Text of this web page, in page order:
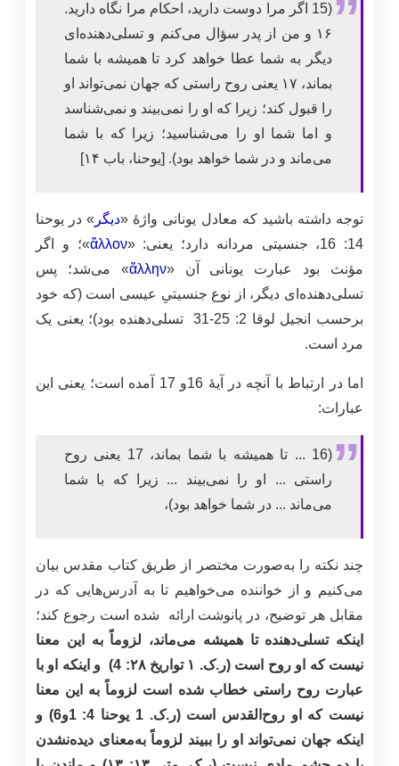
(15 اگر مرا دوست دارید، احکام مرا نگاه دارید.
۱۶ و من از پدر سؤال می‌کنم و تسلی‌دهنده‌ای
دیگر به شما عطا خواهد کرد تا همیشه با شما
بماند، ۱۷ یعنی روح راستی که جهان نمی‌تواند او
را قبول کند؛ زیرا که او را نمی‌بیند و نمی‌شناسد
و اما شما او را می‌شناسید؛ زیرا که با شما
می‌ماند و در شما خواهد بود). [یوحنا، باب ۱۴]
توجه داشته باشید که معادل یونانی واژۀ «دیگر » در یوحنا
14: 16، جنسیتی مردانه دارد؛ یعنی: «
ἄλλον»؛ و اگر
مؤنث بود عبارت یونانی آن «ἄλλην» می‌شد؛ پس
تسلی‌دهنده‌ای دیگر، از نوع جنسیتیِ عیسی است (که خود
برحسب انجیل لوقا 2: 25-31 تسلی‌دهنده بود)؛ یعنی یک
مرد است.
اما در ارتباط با آنچه در آیۀ 16و 17 آمده است؛ یعنی این
عبارات:
(16 ... تا همیشه با شما بماند، 17 یعنی روح
راستی ... او را نمی‌بیند ... زیرا که با شما
می‌ماند ... در شما خواهد بود)،
چند نکته را به‌صورت مختصر از طریق کتاب مقدس بیان
می‌کنیم و از خواننده می‌خواهیم تا به آدرس‌هایی که در
مقابل هر توضیح، در پانوشت ارائه شده است رجوع کند؛
اینکه تسلی‌دهنده تا همیشه می‌ماند، لزوماً به این معنا
نیست که او روح است (ر.ک. ۱ تواریخ ۲۸: 4) و اینکه او با
عبارت روح راستی خطاب شده است لزوماً به این معنا
نیست که او روح‌القدس است (ر.ک. 1 یوحنا 4: 1و6) و
اینکه جهان نمی‌تواند او را ببیند لزوماً به‌معنای دیده‌نشدن